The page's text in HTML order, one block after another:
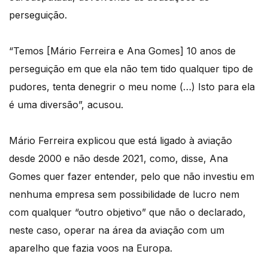
perseguição.
“Temos [Mário Ferreira e Ana Gomes] 10 anos de
perseguição em que ela não tem tido qualquer tipo de
pudores, tenta denegrir o meu nome (…) Isto para ela
é uma diversão”, acusou.
Mário Ferreira explicou que está ligado à aviação
desde 2000 e não desde 2021, como, disse, Ana
Gomes quer fazer entender, pelo que não investiu em
nenhuma empresa sem possibilidade de lucro nem
com qualquer “outro objetivo” que não o declarado,
neste caso, operar na área da aviação com um
aparelho que fazia voos na Europa.